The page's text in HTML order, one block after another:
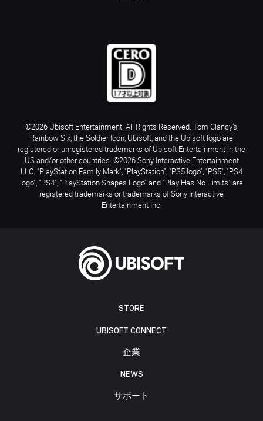
STORE
UBISOFT CONNECT
企業
NEWS
サポート
©2026 Ubisoft Entertainment. All Rights Reserved. Tom Clancy’s,
Rainbow Six, the Soldier Icon, Ubisoft, and the Ubisoft logo are
registered or unregistered trademarks of Ubisoft Entertainment in the
US and/or other countries. ©2026 Sony Interactive Entertainment
LLC. "PlayStation Family Mark", "PlayStation", "PS5 logo", "PS5", "PS4
logo", "PS4", "PlayStation Shapes Logo" and "Play Has No Limits" are
registered trademarks or trademarks of Sony Interactive
Entertainment Inc.